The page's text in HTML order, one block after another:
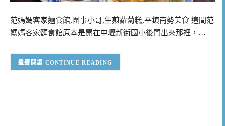
范媽媽客家麵食館,圍事小哥,生煎蘿蔔糕,平鎮南勢美食 這間范
媽媽客家麵食館原本是開在中壢新街國小後門出來那裡，…
CONTINUE READING